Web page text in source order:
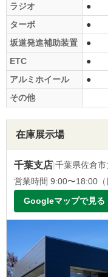
ラジオ
●
ターボ
●
坂道発進補助装置
●
ETC
●
アルミホイール
●
その他
在庫展示場
千葉支店|千葉県佐倉
営業時間 9:00〜18:00（
Googleマップで見